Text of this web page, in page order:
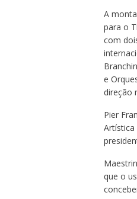
A
para o
com
e
direção
Pier
Artística
que o